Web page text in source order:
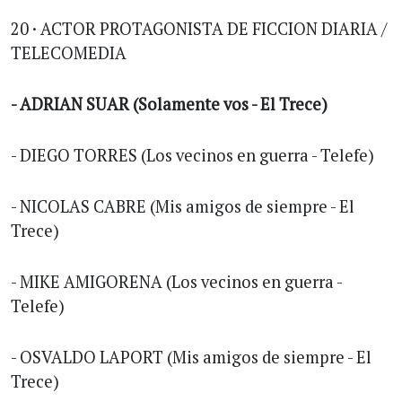
20 · ACTOR PROTAGONISTA DE FICCION DIARIA /
TELECOMEDIA
- ADRIAN SUAR (Solamente vos - El Trece)
- DIEGO TORRES (Los vecinos en guerra - Telefe)
- NICOLAS CABRE (Mis amigos de siempre - El
Trece)
- MIKE AMIGORENA (Los vecinos en guerra -
Telefe)
- OSVALDO LAPORT (Mis amigos de siempre - El
Trece)